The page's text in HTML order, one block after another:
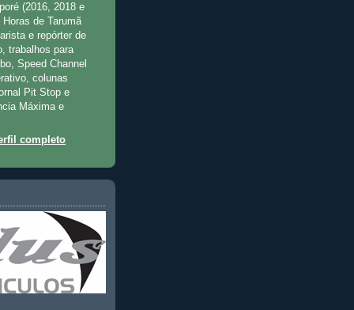
(2016, 2018 e
de Tarumã
e repórter de
trabalhos para
Speed Channel
colunas
Pit Stop e
Máxima e
completo